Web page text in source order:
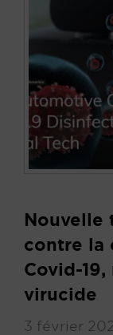
Nouvelle
contre la
Covid-
virucide
3 février